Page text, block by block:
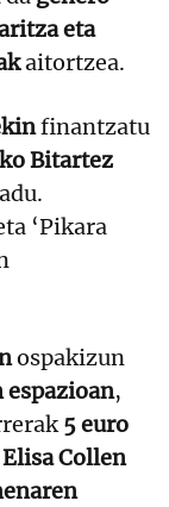
eta
aitortzea.
finantzatu
Bitartez
‘Pikara
ospakizun
espazioan,
5 euro
Elisa Collen